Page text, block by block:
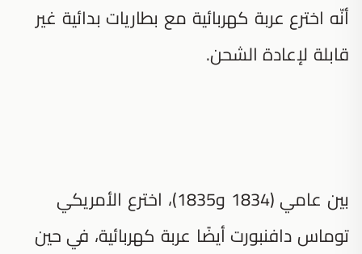
أنّه اخترع عربة كهربائية مع بطاريات بدائية غير
قابلة لإعادة الشحن.
بين عامي (1834 و1835)، اخترع الأمريكي
توماس دافنبورت أيضًا عربة كهربائية، في حين